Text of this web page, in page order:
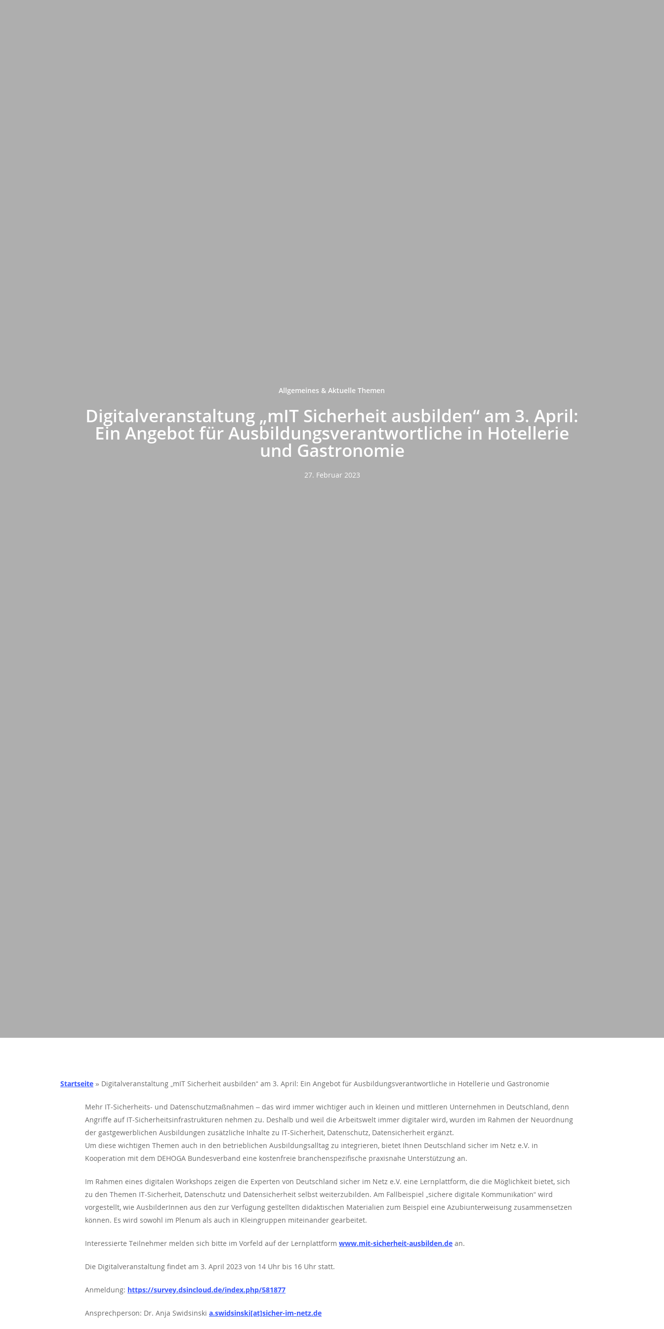
Allgemeines & Aktuelle Themen
Digitalveranstaltung „mIT Sicherheit ausbilden“ am 3. April:
Ein Angebot für Ausbildungsverantwortliche in Hotellerie
und Gastronomie
27. Februar 2023
Startseite » Digitalveranstaltung „mIT Sicherheit ausbilden“ am 3. April: Ein Angebot für Ausbildungsverantwortliche in Hotellerie und Gastronomie
Mehr IT-Sicherheits- und Datenschutzmaßnahmen – das wird immer wichtiger auch in kleinen und mittleren Unternehmen in Deutschland, denn
Angriffe auf IT-Sicherheitsinfrastrukturen nehmen zu. Deshalb und weil die Arbeitswelt immer digitaler wird, wurden im Rahmen der Neuordnung
der gastgewerblichen Ausbildungen zusätzliche Inhalte zu IT-Sicherheit, Datenschutz, Datensicherheit ergänzt.
Um diese wichtigen Themen auch in den betrieblichen Ausbildungsalltag zu integrieren, bietet Ihnen Deutschland sicher im Netz e.V. in
Kooperation mit dem DEHOGA Bundesverband eine kostenfreie branchenspezifische praxisnahe Unterstützung an.
Im Rahmen eines digitalen Workshops zeigen die Experten von Deutschland sicher im Netz e.V. eine Lernplattform, die die Möglichkeit bietet, sich
zu den Themen IT-Sicherheit, Datenschutz und Datensicherheit selbst weiterzubilden. Am Fallbeispiel „sichere digitale Kommunikation“ wird
vorgestellt, wie AusbilderInnen aus den zur Verfügung gestellten didaktischen Materialien zum Beispiel eine Azubiunterweisung zusammensetzen
können. Es wird sowohl im Plenum als auch in Kleingruppen miteinander gearbeitet.
Interessierte Teilnehmer melden sich bitte im Vorfeld auf der Lernplattform www.mit-sicherheit-ausbilden.de an.
Die Digitalveranstaltung findet am 3. April 2023 von 14 Uhr bis 16 Uhr statt.
Anmeldung: https://survey.dsincloud.de/index.php/581877
Ansprechperson: Dr. Anja Swidsinski a.swidsinski​[at]​sicher-im-netz.de